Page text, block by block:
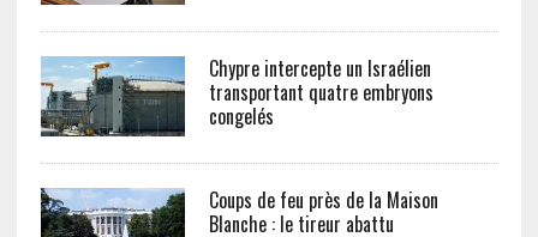
Chypre intercepte un Israélien
transportant quatre embryons
congelés
Coups de feu près de la Maison
Blanche : le tireur abattu